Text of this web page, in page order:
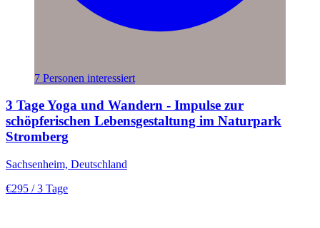
7 Personen interessiert
3 Tage Yoga und Wandern - Impulse zur
schöpferischen Lebensgestaltung im Naturpark
Stromberg
Sachsenheim, Deutschland
€295 / 3 Tage